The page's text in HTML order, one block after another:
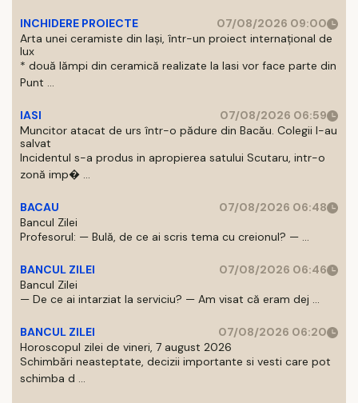
INCHIDERE PROIECTE
07/08/2026 09:00
Arta unei ceramiste din Iași, într-un proiect internațional de
lux
* două lămpi din ceramică realizate la Iasi vor face parte din
Punt ...
IASI
07/08/2026 06:59
Muncitor atacat de urs într-o pădure din Bacău. Colegii l-au
salvat
Incidentul s-a produs in apropierea satului Scutaru, intr-o
zonă imp� ...
BACAU
07/08/2026 06:48
Bancul Zilei
Profesorul: — Bulă, de ce ai scris tema cu creionul? — ...
BANCUL ZILEI
07/08/2026 06:46
Bancul Zilei
— De ce ai intarziat la serviciu? — Am visat că eram dej ...
BANCUL ZILEI
07/08/2026 06:20
Horoscopul zilei de vineri, 7 august 2026
Schimbări neasteptate, decizii importante si vesti care pot
schimba d ...